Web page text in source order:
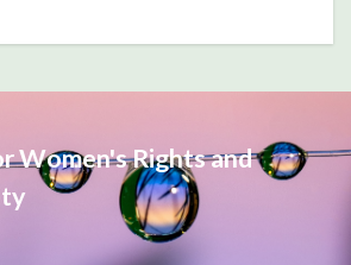
Women's Rights and